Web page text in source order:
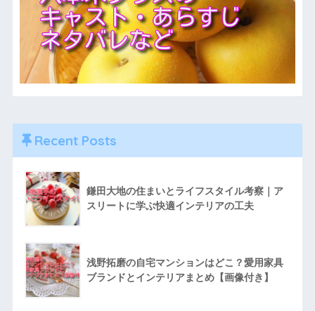
Recent Posts
鎌田大地の住まいとライフスタイル考察｜ア
スリートに学ぶ快適インテリアの工夫
浅野拓磨の自宅マンションはどこ？愛用家具
ブランドとインテリアまとめ【画像付き】